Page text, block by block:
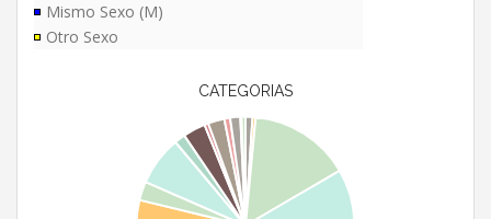
Mismo Sexo (M)
Otro Sexo
CATEGORIAS